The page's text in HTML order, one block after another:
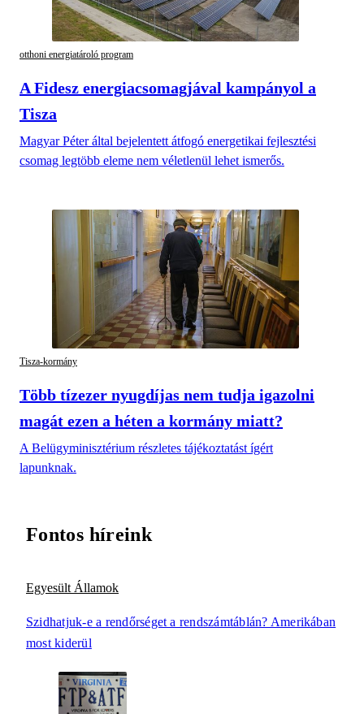
otthoni energiatároló program
A Fidesz energiacsomagjával kampányol a
Tisza
Magyar Péter által bejelentett átfogó energetikai fejlesztési
csomag legtöbb eleme nem véletlenül lehet ismerős.
Tisza-kormány
Több tízezer nyugdíjas nem tudja igazolni
magát ezen a héten a kormány miatt?
A Belügyminisztérium részletes tájékoztatást ígért
lapunknak.
Fontos híreink
Egyesült Államok
Szidhatjuk-e a rendőrséget a rendszámtáblán? Amerikában
most kiderül